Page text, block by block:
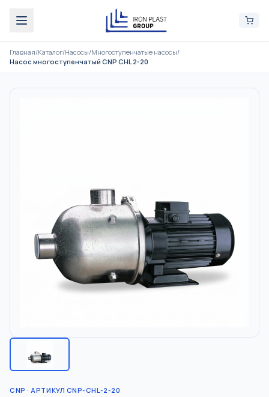
Главная/Каталог/Насосы/Многоступенчатые насосы/
Насос многоступенчатый CNP CHL 2-20
CNP · АРТИКУЛ CNP-CHL-2-20